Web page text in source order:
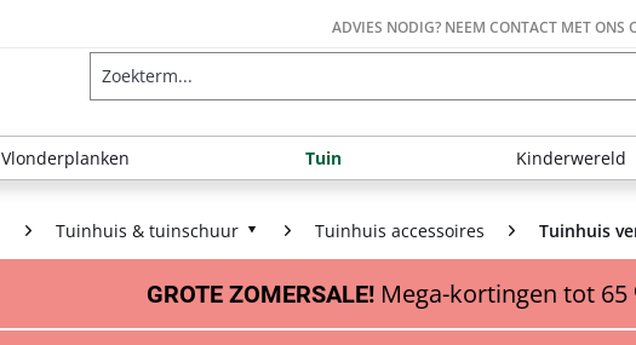
ADVIES NODIG? NEEM CONTACT MET ONS
Vlonderplanken Tuin Kinderwereld
Tuinhuis & tuinschuur Tuinhuis accessoires Tuinhuis
GROTE ZOMERSALE! Mega-kortingen tot 65